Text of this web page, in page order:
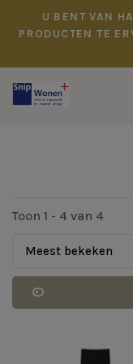
U BENT VAN
PRODUCTEN TE
Toon 1 - 4 van 4
Meest bekeken